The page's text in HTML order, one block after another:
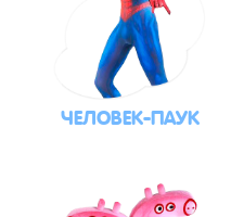
ЧЕЛОВЕК-ПАУК